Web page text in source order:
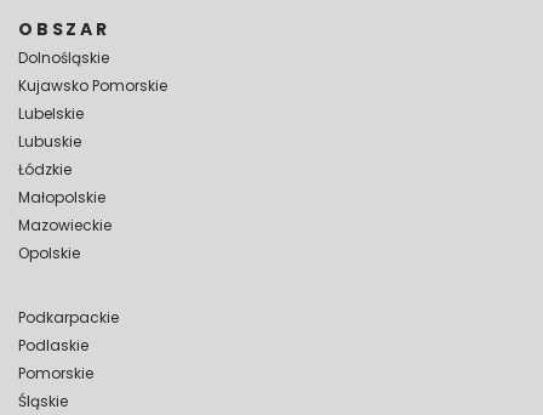
OBSZAR
Dolnośląskie
Kujawsko Pomorskie
Lubelskie
Lubuskie
Łódzkie
Małopolskie
Mazowieckie
Opolskie
Podkarpackie
Podlaskie
Pomorskie
Śląskie